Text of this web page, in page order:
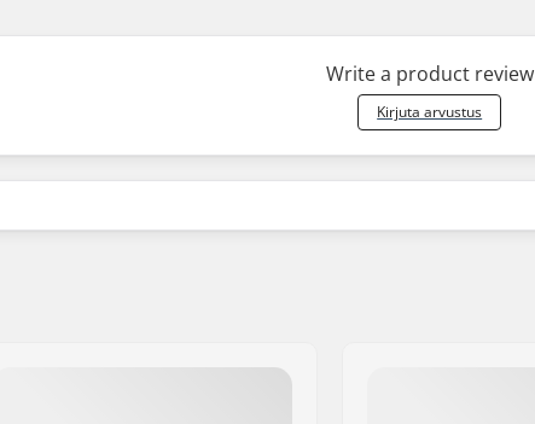
Write a product review
Kirjuta arvustus